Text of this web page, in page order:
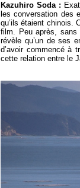
Kazuhiro Soda :
les conversation des
qu’ils étaient chinois.
film. Peu après, sans
révèle qu’un de ses
d’avoir commencé à
cette relation entre le